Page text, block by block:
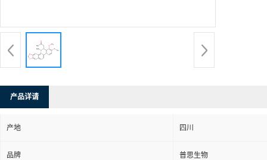
产品详请
产地 四川
品牌 普思生物